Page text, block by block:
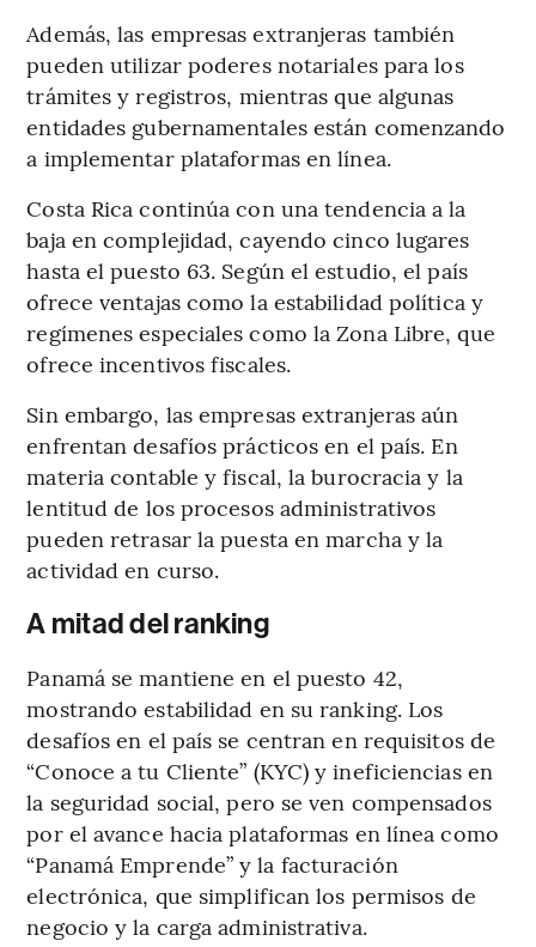
Además, las empresas extranjeras también
pueden utilizar poderes notariales para los
trámites y registros, mientras que algunas
entidades gubernamentales están comenzando
a implementar plataformas en línea.
Costa Rica continúa con una tendencia a la
baja en complejidad, cayendo cinco lugares
hasta el puesto 63. Según el estudio, el país
ofrece ventajas como la estabilidad política y
regímenes especiales como la Zona Libre, que
ofrece incentivos fiscales.
Sin embargo, las empresas extranjeras aún
enfrentan desafíos prácticos en el país. En
materia contable y fiscal, la burocracia y la
lentitud de los procesos administrativos
pueden retrasar la puesta en marcha y la
actividad en curso.
A mitad del ranking
Panamá se mantiene en el puesto 42,
mostrando estabilidad en su ranking. Los
desafíos en el país se centran en requisitos de
“Conoce a tu Cliente” (KYC) y ineficiencias en
la seguridad social, pero se ven compensados
por el avance hacia plataformas en línea como
“Panamá Emprende” y la facturación
electrónica, que simplifican los permisos de
negocio y la carga administrativa.